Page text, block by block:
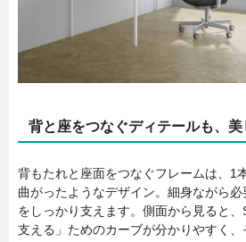
背と座をつなぐディテールも、
背もたれと座面をつなぐフレームは、1
曲がったようなデザイン。細身ながら
をしっかり支えます。側面から見ると
支える」ためのカーブが分かりやすく